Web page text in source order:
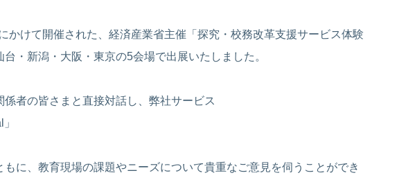
かけて開催された、経済産業省主催「探究・校務改革支援サービス体験
・新潟・大阪・東京の5会場で出展いたしました。
係者の皆さまと直接対話し、弊社サービス
もに、教育現場の課題やニーズについて貴重なご意見を伺うことができ